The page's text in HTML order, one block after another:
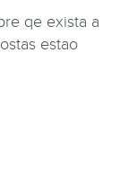
qe exista a
estao